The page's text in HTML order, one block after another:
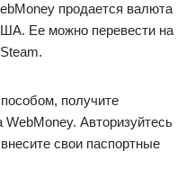
продается валюта
Ее можно перевести на
получите
Авторизуйтесь
свои паспортные